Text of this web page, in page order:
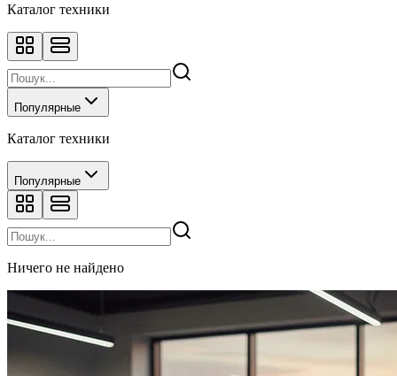
Каталог техники
Популярные
Каталог техники
Популярные
Ничего не найдено